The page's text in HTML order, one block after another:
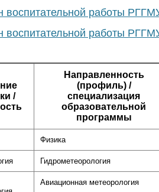
воспитательной работы
воспитательной работы
/
Направленность
(профиль) /
специализация
образовательной
программы
Физика
Гидрометеорология
Авиационная метеорология